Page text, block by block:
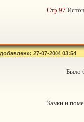
Стр 97
добавлено: 27-07-2004 03:54
Было
Замки и